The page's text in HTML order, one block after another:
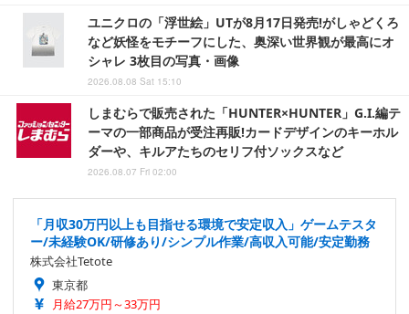
ユニクロの「浮世絵」UTが8月17日発売!がしゃどくろ
など妖怪をモチーフにした、奥深い世界観が最高にオ
シャレ 3枚目の写真・画像
2026.08.08 Sat 15:10
しまむらで販売された「HUNTER×HUNTER」G.I.編テ
ーマの一部商品が受注再販!カードデザインのキーホル
ダーや、キルアたちのセリフ付ソックスなど
2026.08.07 Fri 02:00
「月収30万円以上も目指せる環境で安定収入」ゲームテスタ
ー/未経験OK/研修あり/シンプル作業/高収入可能/安定勤務
株式会社Tetote
東京都
月給27万円～33万円